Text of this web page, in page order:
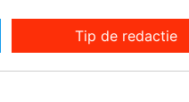
Tip de redactie